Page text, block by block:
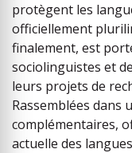
protègent les
officiellement
finalement, est
sociolinguistes et
leurs projets de
Rassemblées dans
complémentaires,
actuelle des